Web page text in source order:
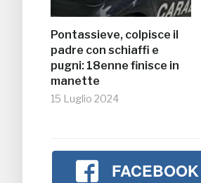
Pontassieve, colpisce il
padre con schiaffi e
pugni: 18enne finisce in
manette
15 Luglio 2024
FACEBOOK